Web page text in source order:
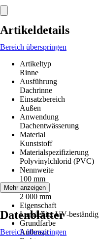
Artikeldetails
Bereich überspringen
Artikeltyp
Rinne
Ausführung
Dachrinne
Einsatzbereich
Außen
Anwendung
Dachentwässerung
Material
Kunststoff
Materialspezifizierung
Polyvinylchlorid (PVC)
Nennweite
100 mm
Länge
2 000 mm
Eigenschaft
Langlebig, UV-
Grundfarbe
Anthrazit
Mehr anzeigen
Datenblätter
Bereich überspringen